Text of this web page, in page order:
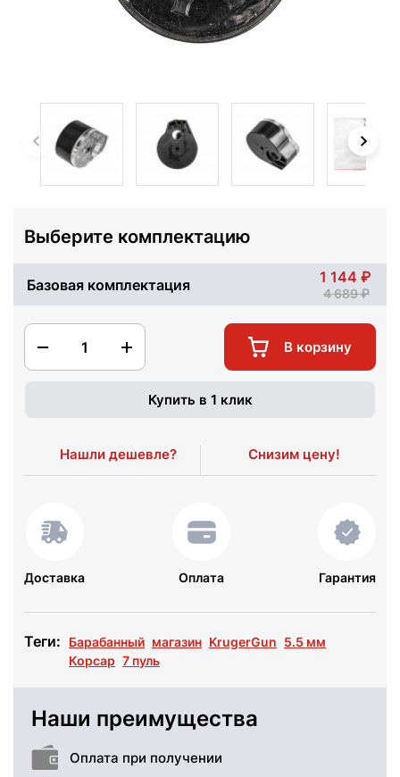
Выберите комплектацию
Базовая комплектация 1 144
4 689
1 В корзину
Купить в 1 клик
Нашли дешевле? Снизим цену!
Доставка Оплата Гарантия
Теги: Барабанный магазин KrugerGun 5.5 мм
Корсар 7 пуль
Наши преимущества
Оплата при получении